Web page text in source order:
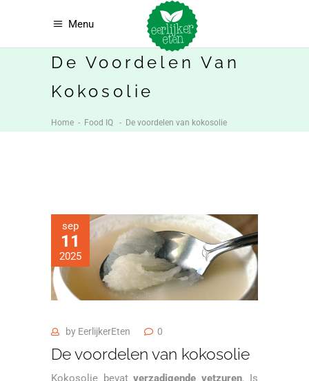
Menu
De Voordelen Van
Kokosolie
Home - Food IQ - De voordelen van kokosolie
sep
11
2025
by EerlijkerEten 0
De voordelen van kokosolie
Kokosolie bevat verzadigende vetzuren. Is